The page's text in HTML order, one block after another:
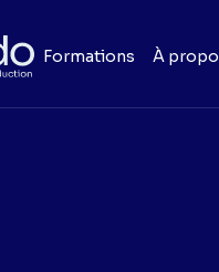
Formations À